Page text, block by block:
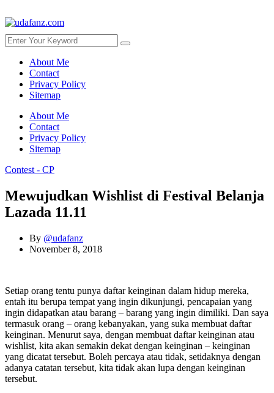
About Me
Contact
Privacy Policy
Sitemap
About Me
Contact
Privacy Policy
Sitemap
Contest - CP
Mewujudkan Wishlist di Festival Belanja
Lazada 11.11
By @udafanz
November 8, 2018
Setiap orang tentu punya daftar keinginan dalam hidup mereka,
entah itu berupa tempat yang ingin dikunjungi, pencapaian yang
ingin didapatkan atau barang – barang yang ingin dimiliki. Dan saya
termasuk orang – orang kebanyakan, yang suka membuat daftar
keinginan. Menurut saya, dengan membuat daftar keinginan atau
wishlist, kita akan semakin dekat dengan keinginan – keinginan
yang dicatat tersebut. Boleh percaya atau tidak, setidaknya dengan
adanya catatan tersebut, kita tidak akan lupa dengan keinginan
tersebut.